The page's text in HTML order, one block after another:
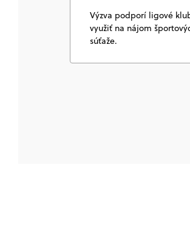
Výzva podporí ligové
využiť na nájom
súťaže.